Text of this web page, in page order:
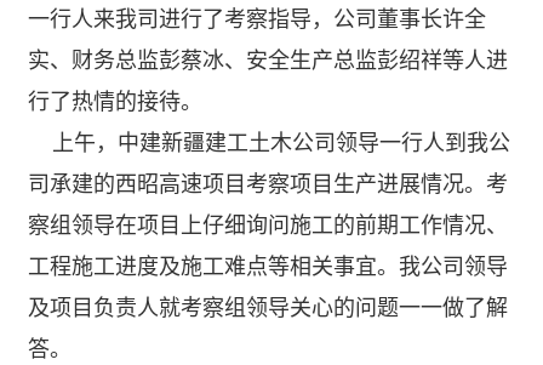
一行人来我司进行了考察指导，公司董事长许全
实、财务总监彭蔡冰、安全生产总监彭绍祥等人进
行了热情的接待。
上午，中建新疆建工土木公司领导一行人到我公
司承建的西昭高速项目考察项目生产进展情况。考
察组领导在项目上仔细询问施工的前期工作情况、
工程施工进度及施工难点等相关事宜。我公司领导
及项目负责人就考察组领导关心的问题一一做了解
答。